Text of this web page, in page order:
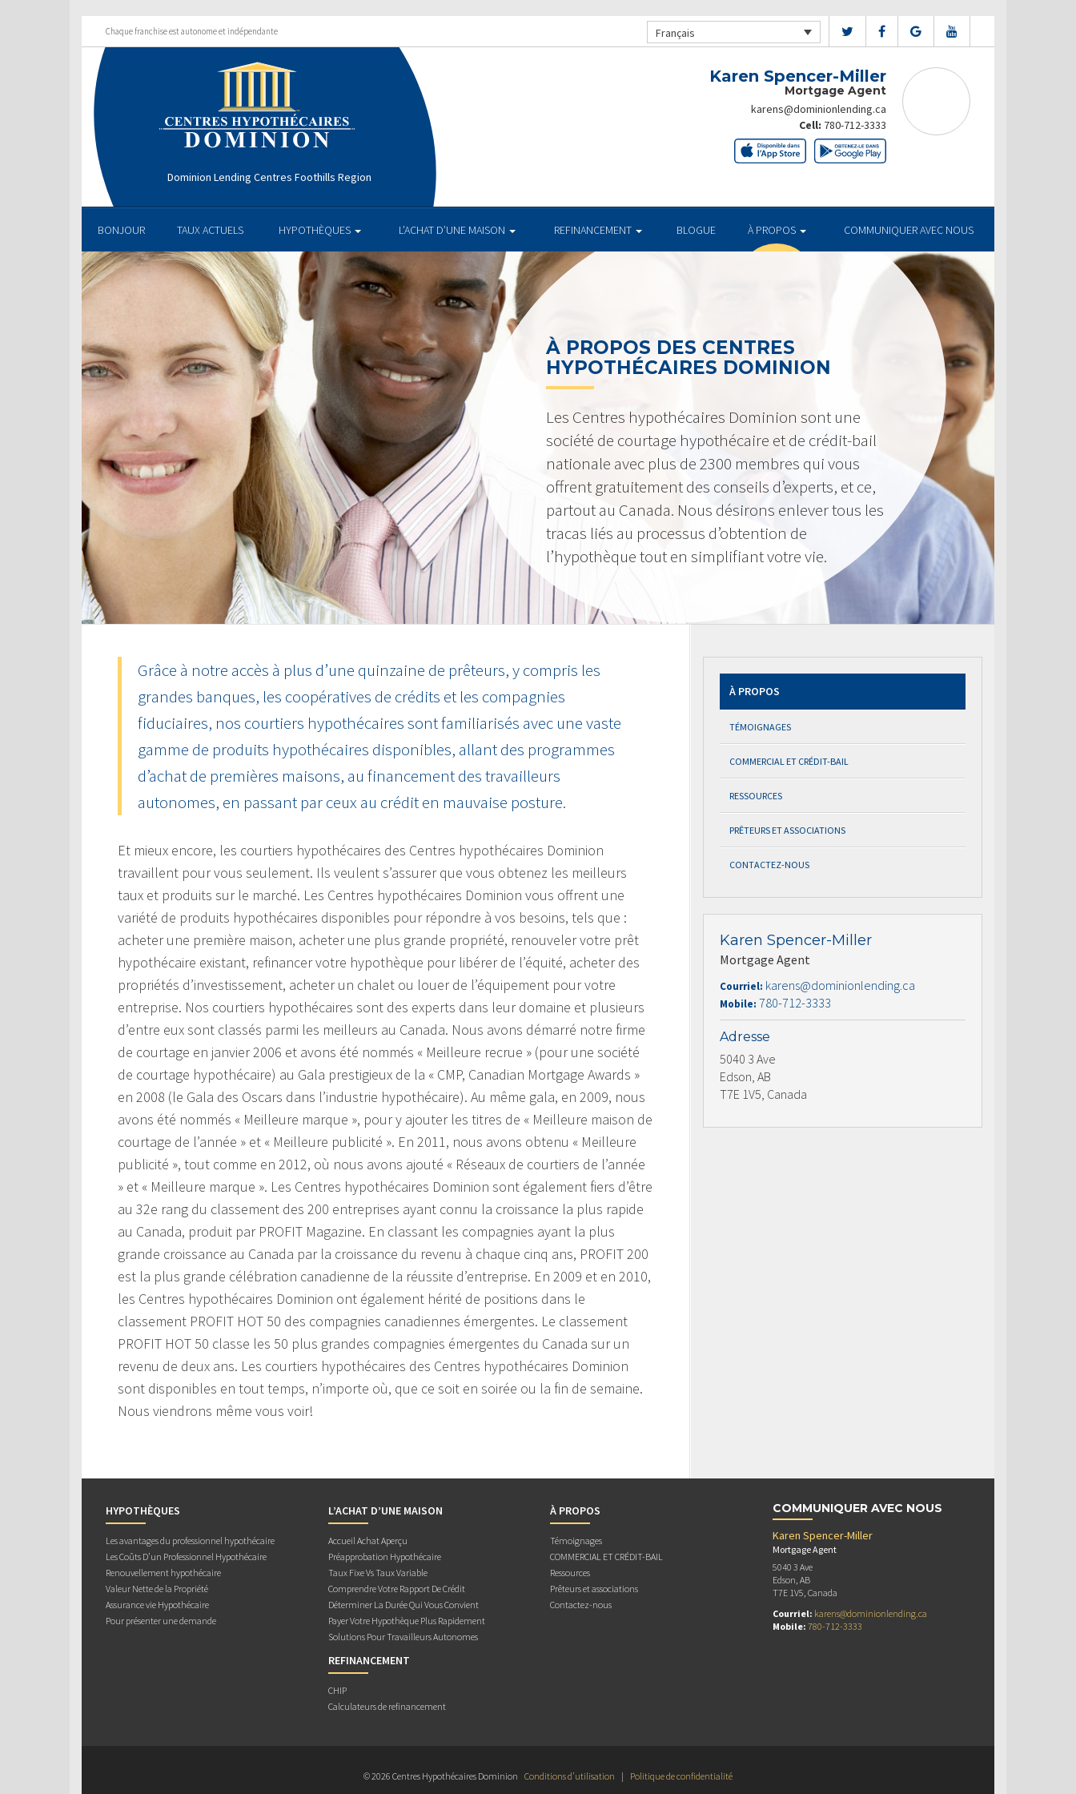
Chaque franchise est autonome et indépendante Français
Dominion Lending Centres Foothills Region
Karen Spencer-Miller
Mortgage Agent
karens@dominionlending.ca
Cell: 780-712-3333
BONJOUR TAUX ACTUELS HYPOTHÈQUES L’ACHAT D’UNE MAISON REFINANCEMENT BLOGUE À PROPOS COMMUNIQUER AVEC NOUS
À PROPOS DES CENTRES
HYPOTHÉCAIRES DOMINION
Les Centres hypothécaires Dominion sont une
société de courtage hypothécaire et de crédit-bail
nationale avec plus de 2300 membres qui vous
offrent gratuitement des conseils d’experts, et ce,
partout au Canada. Nous désirons enlever tous les
tracas liés au processus d’obtention de
l’hypothèque tout en simplifiant votre vie.
Grâce à notre accès à plus d’une quinzaine de prêteurs, y compris les
grandes banques, les coopératives de crédits et les compagnies
fiduciaires, nos courtiers hypothécaires sont familiarisés avec une vaste
gamme de produits hypothécaires disponibles, allant des programmes
d’achat de premières maisons, au financement des travailleurs
autonomes, en passant par ceux au crédit en mauvaise posture.
Et mieux encore, les courtiers hypothécaires des Centres hypothécaires Dominion
travaillent pour vous seulement. Ils veulent s’assurer que vous obtenez les meilleurs
taux et produits sur le marché. Les Centres hypothécaires Dominion vous offrent une
variété de produits hypothécaires disponibles pour répondre à vos besoins, tels que :
acheter une première maison, acheter une plus grande propriété, renouveler votre prêt
hypothécaire existant, refinancer votre hypothèque pour libérer de l’équité, acheter des
propriétés d’investissement, acheter un chalet ou louer de l’équipement pour votre
entreprise. Nos courtiers hypothécaires sont des experts dans leur domaine et plusieurs
d’entre eux sont classés parmi les meilleurs au Canada. Nous avons démarré notre firme
de courtage en janvier 2006 et avons été nommés « Meilleure recrue » (pour une société
de courtage hypothécaire) au Gala prestigieux de la « CMP, Canadian Mortgage Awards »
en 2008 (le Gala des Oscars dans l’industrie hypothécaire). Au même gala, en 2009, nous
avons été nommés « Meilleure marque », pour y ajouter les titres de « Meilleure maison de
courtage de l’année » et « Meilleure publicité ». En 2011, nous avons obtenu « Meilleure
publicité », tout comme en 2012, où nous avons ajouté « Réseaux de courtiers de l’année
» et « Meilleure marque ». Les Centres hypothécaires Dominion sont également fiers d’être
au 32e rang du classement des 200 entreprises ayant connu la croissance la plus rapide
au Canada, produit par PROFIT Magazine. En classant les compagnies ayant la plus
grande croissance au Canada par la croissance du revenu à chaque cinq ans, PROFIT 200
est la plus grande célébration canadienne de la réussite d’entreprise. En 2009 et en 2010,
les Centres hypothécaires Dominion ont également hérité de positions dans le
classement PROFIT HOT 50 des compagnies canadiennes émergentes. Le classement
PROFIT HOT 50 classe les 50 plus grandes compagnies émergentes du Canada sur un
revenu de deux ans. Les courtiers hypothécaires des Centres hypothécaires Dominion
sont disponibles en tout temps, n’importe où, que ce soit en soirée ou la fin de semaine.
Nous viendrons même vous voir!
À PROPOS
TÉMOIGNAGES
COMMERCIAL ET CRÉDIT-BAIL
RESSOURCES
PRÊTEURS ET ASSOCIATIONS
CONTACTEZ-NOUS
Karen Spencer-Miller
Mortgage Agent
Courriel: karens@dominionlending.ca
Mobile: 780-712-3333
Adresse
5040 3 Ave
Edson, AB
T7E 1V5, Canada
HYPOTHÈQUES
Les avantages du professionnel hypothécaire
Les Coûts D’un Professionnel Hypothécaire
Renouvellement hypothécaire
Valeur Nette de la Propriété
Assurance vie Hypothécaire
Pour présenter une demande
L’ACHAT D’UNE MAISON
Accueil Achat Aperçu
Préapprobation Hypothécaire
Taux Fixe Vs Taux Variable
Comprendre Votre Rapport De Crédit
Déterminer La Durée Qui Vous Convient
Payer Votre Hypothèque Plus Rapidement
Solutions Pour Travailleurs Autonomes
REFINANCEMENT
CHIP
Calculateurs de refinancement
À PROPOS
Témoignages
COMMERCIAL ET CRÉDIT-BAIL
Ressources
Prêteurs et associations
Contactez-nous
COMMUNIQUER AVEC NOUS
Karen Spencer-Miller
Mortgage Agent
5040 3 Ave
Edson, AB
T7E 1V5, Canada
Courriel: karens@dominionlending.ca
Mobile: 780-712-3333
© 2026 Centres Hypothécaires Dominion Conditions d’utilisation | Politique de confidentialité